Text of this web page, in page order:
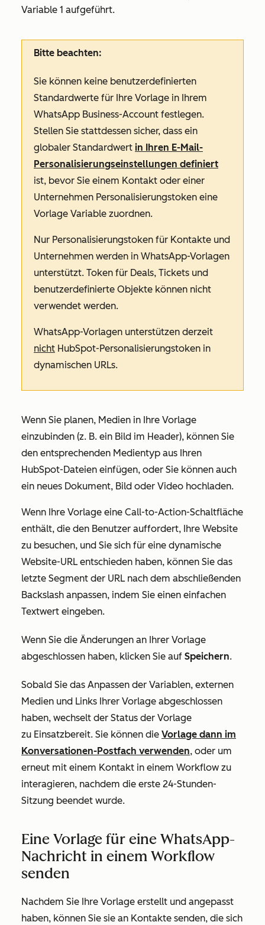
Variable 1 aufgeführt.
Bitte beachten:
Sie können keine benutzerdefinierten
Standardwerte für Ihre Vorlage in Ihrem
WhatsApp Business-Account festlegen.
Stellen Sie stattdessen sicher, dass ein
globaler Standardwert in Ihren E-Mail-
Personalisierungseinstellungen definiert
ist, bevor Sie einem Kontakt oder einer
Unternehmen Personalisierungstoken eine
Vorlage Variable zuordnen.
Nur Personalisierungstoken für Kontakte und
Unternehmen werden in WhatsApp-Vorlagen
unterstützt. Token für Deals, Tickets und
benutzerdefinierte Objekte können nicht
verwendet werden.
WhatsApp-Vorlagen unterstützen derzeit
nicht HubSpot-Personalisierungstoken in
dynamischen URLs.
Wenn Sie planen, Medien in Ihre Vorlage
einzubinden (z. B. ein Bild im Header), können Sie
den entsprechenden Medientyp aus Ihren
HubSpot-Dateien einfügen, oder Sie können auch
ein neues Dokument, Bild oder Video hochladen.
Wenn Ihre Vorlage eine Call-to-Action-Schaltfläche
enthält, die den Benutzer auffordert, Ihre Website
zu besuchen, und Sie sich für eine dynamische
Website-URL entschieden haben, können Sie das
letzte Segment der URL nach dem abschließenden
Backslash anpassen, indem Sie einen einfachen
Textwert eingeben.
Wenn Sie die Änderungen an Ihrer Vorlage
abgeschlossen haben, klicken Sie auf Speichern.
Sobald Sie das Anpassen der Variablen, externen
Medien und Links Ihrer Vorlage abgeschlossen
haben, wechselt der Status der Vorlage
zu Einsatzbereit. Sie können die Vorlage dann im
Konversationen-Postfach verwenden, oder um
erneut mit einem Kontakt in einem Workflow zu
interagieren, nachdem die erste 24-Stunden-
Sitzung beendet wurde.
Eine Vorlage für eine WhatsApp-
Nachricht in einem Workflow
senden
Nachdem Sie Ihre Vorlage erstellt und angepasst
haben, können Sie sie an Kontakte senden, die sich